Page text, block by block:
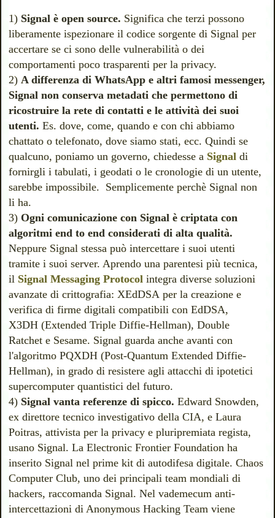
1) Signal è open source. Significa che terzi possono
liberamente ispezionare il codice sorgente di Signal per
accertare se ci sono delle vulnerabilità o dei
comportamenti poco trasparenti per la privacy.
2)A differenza di WhatsApp e altri famosi messenger,
Signal non conserva metadati che permettono di
ricostruire la rete di contatti e le attività dei suoi
utenti. Es. dove, come, quando e con chi abbiamo
chattato o telefonato, dove siamo stati, ecc. Quindi se
qualcuno, poniamo un governo, chiedesse a Signal di
fornirgli i tabulati, i geodati o le cronologie di un utente,
sarebbe impossibile. Semplicemente perchè Signal non
li ha.
3)Ogni comunicazione con Signal è criptata con
algoritmi end to end considerati di alta qualità.
Neppure Signal stessa può intercettare i suoi utenti
tramite i suoi server. Aprendo una parentesi più tecnica,
il Signal Messaging Protocolintegra diverse soluzioni
avanzate di crittografia: XEdDSA per la creazione e
verifica di firme digitali compatibili con EdDSA,
X3DH (Extended Triple Diffie-Hellman), Double
Ratchet e Sesame. Signal guarda anche avanti con
l'algoritmo PQXDH (Post-Quantum Extended Diffie-
Hellman), in grado di resistere agli attacchi di ipotetici
supercomputer quantistici del futuro.
4) Signal vanta referenze di spicco. Edward Snowden,
ex direttore tecnico investigativo della CIA, e Laura
Poitras, attivista per la privacy e pluripremiata regista,
usano Signal. La Electronic Frontier Foundation ha
inserito Signal nel prime kit di autodifesa digitale. Chaos
Computer Club, uno dei principali team mondiali di
hackers, raccomanda Signal. Nel vademecum anti-
intercettazioni di Anonymous Hacking Team viene